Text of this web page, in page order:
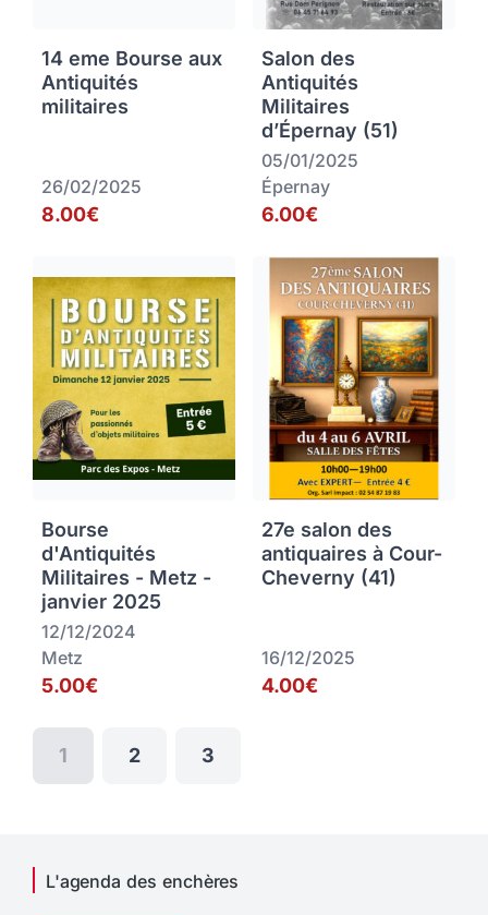
14 eme Bourse aux
Antiquités
militaires
26/02/2025
8.00€
Salon des
Antiquités
Militaires
d’Épernay (51)
05/01/2025
Épernay
6.00€
Bourse
d'Antiquités
Militaires - Metz -
janvier 2025
12/12/2024
Metz
5.00€
27e salon des
antiquaires à Cour-
Cheverny (41)
16/12/2025
4.00€
1 2 3
L'agenda des enchères